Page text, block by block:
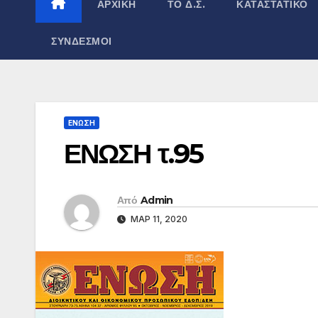
ΑΡΧΙΚΉ ΤΟ Δ.Σ. ΚΑΤΑΣΤΑΤΙΚΌ
ΣΎΝΔΕΣΜΟΙ
ΕΝΩΣΗ
ΕΝΩΣΗ τ.95
Από Admin
ΜΑΡ 11, 2020